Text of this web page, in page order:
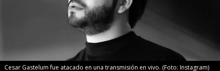
Cesar Gastelum fue atacado en una transmisión en vivo. (Foto: Instagram)